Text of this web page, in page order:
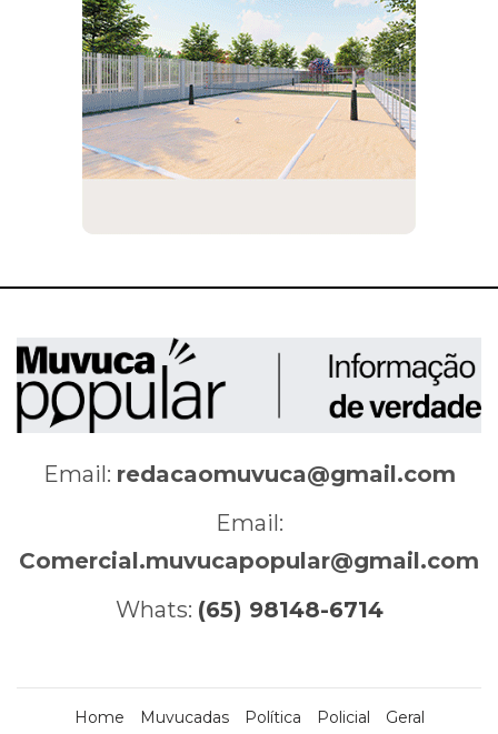
Email: redacaomuvuca@gmail.com
Email:
Comercial.muvucapopular@gmail.com
Whats: (65) 98148-6714
Home Muvucadas Política Policial Geral